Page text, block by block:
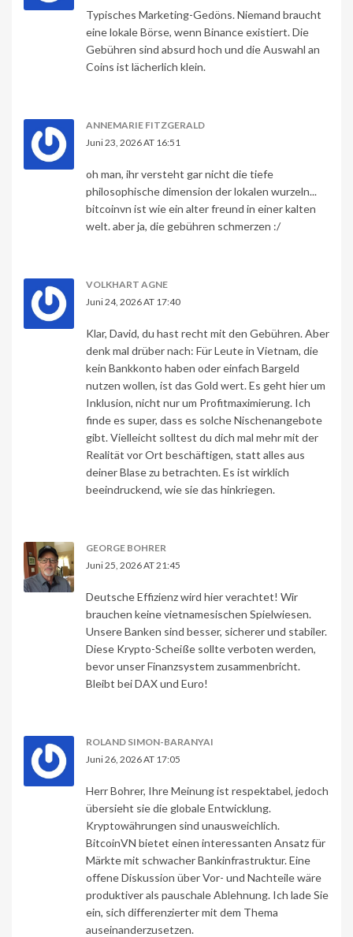
Typisches Marketing-Gedöns. Niemand braucht
eine lokale Börse, wenn Binance existiert. Die
Gebühren sind absurd hoch und die Auswahl an
Coins ist lächerlich klein.
ANNEMARIE FITZGERALD
Juni 23, 2026 AT 16:51
oh man, ihr versteht gar nicht die tiefe
philosophische dimension der lokalen wurzeln...
bitcoinvn ist wie ein alter freund in einer kalten
welt. aber ja, die gebühren schmerzen :/
VOLKHART AGNE
Juni 24, 2026 AT 17:40
Klar, David, du hast recht mit den Gebühren. Aber
denk mal drüber nach: Für Leute in Vietnam, die
kein Bankkonto haben oder einfach Bargeld
nutzen wollen, ist das Gold wert. Es geht hier um
Inklusion, nicht nur um Profitmaximierung. Ich
finde es super, dass es solche Nischenangebote
gibt. Vielleicht solltest du dich mal mehr mit der
Realität vor Ort beschäftigen, statt alles aus
deiner Blase zu betrachten. Es ist wirklich
beeindruckend, wie sie das hinkriegen.
GEORGE BOHRER
Juni 25, 2026 AT 21:45
Deutsche Effizienz wird hier verachtet! Wir
brauchen keine vietnamesischen Spielwiesen.
Unsere Banken sind besser, sicherer und stabiler.
Diese Krypto-Scheiße sollte verboten werden,
bevor unser Finanzsystem zusammenbricht.
Bleibt bei DAX und Euro!
ROLAND SIMON-BARANYAI
Juni 26, 2026 AT 17:05
Herr Bohrer, Ihre Meinung ist respektabel, jedoch
übersieht sie die globale Entwicklung.
Kryptowährungen sind unausweichlich.
BitcoinVN bietet einen interessanten Ansatz für
Märkte mit schwacher Bankinfrastruktur. Eine
offene Diskussion über Vor- und Nachteile wäre
produktiver als pauschale Ablehnung. Ich lade Sie
ein, sich differenzierter mit dem Thema
auseinanderzusetzen.